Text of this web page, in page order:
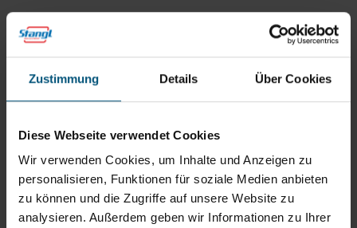
Zustimmung Details Über Cookies
Diese Webseite verwendet Cookies
Wir verwenden Cookies, um Inhalte und Anzeigen zu
personalisieren, Funktionen für soziale Medien anbieten
zu können und die Zugriffe auf unsere Website zu
analysieren. Außerdem geben wir Informationen zu Ihrer
Rein aus Prinzip.